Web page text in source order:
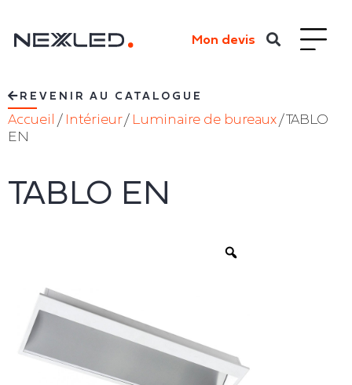
Mon devis
REVENIR AU CATALOGUE
Accueil / Intérieur/ Luminaire de bureaux / TABLO
EN
TABLO EN